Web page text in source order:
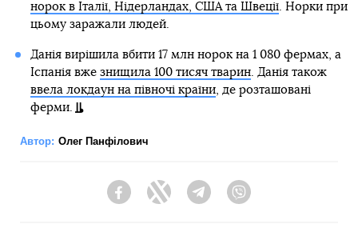
норок в Італії, Нідерландах, США та Швеції. Норки при
цьому заражали людей.
Данія вирішила вбити 17 млн норок на 1 080 фермах, а
Іспанія вже знищила 100 тисяч тварин. Данія також
ввела локдаун на півночі країни, де розташовані
ферми.
Автор: Олег Панфілович
FacebookTwitter Telegram